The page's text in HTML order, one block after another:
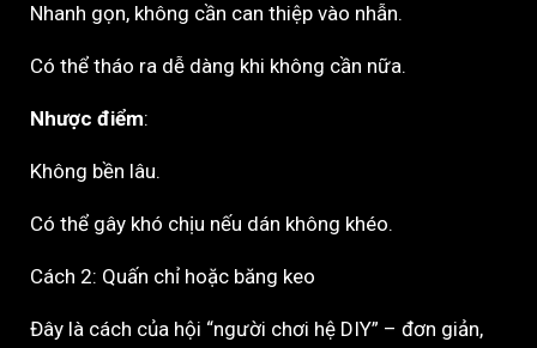
Nhanh gọn, không cần can thiệp vào nhẫn.
Có thể tháo ra dễ dàng khi không cần nữa.
Nhược điểm:
Không bền lâu.
Có thể gây khó chịu nếu dán không khéo.
Cách 2: Quấn chỉ hoặc băng keo
Đây là cách của hội “người chơi hệ DIY” – đơn giản,